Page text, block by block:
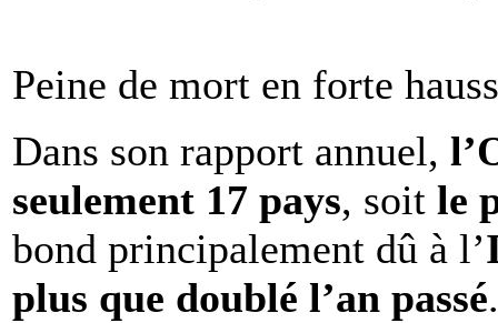
Peine de mort en forte
Dans son rapport annuel,
seulement 17 pays, soit le
bond principalement dû à l’
plus que doublé l’an passé.